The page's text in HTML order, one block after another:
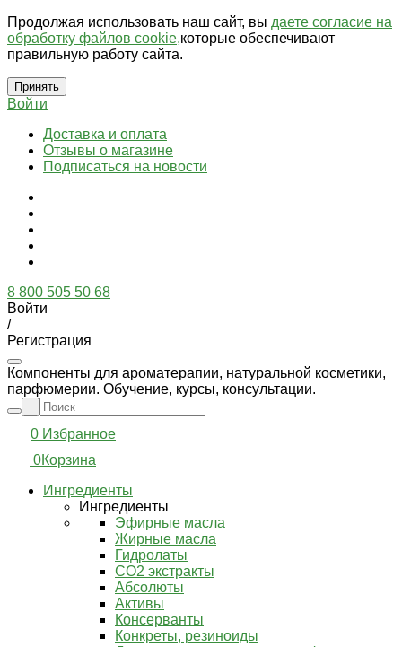
Продолжая использовать наш сайт, вы даете согласие на
обработку файлов cookie,которые обеспечивают
правильную работу сайта.
Принять
Войти
Доставка и оплата
Отзывы о магазине
Подписаться на новости
8 800 505 50 68
Войти
/
Регистрация
Компоненты для ароматерапии, натуральной косметики,
парфюмерии. Обучение, курсы, консультации.
0 Избранное
0Корзина
Ингредиенты
Ингредиенты
Эфирные масла
Жирные масла
Гидролаты
СО2 экстракты
Абсолюты
Активы
Консерванты
Конкреты, резиноиды